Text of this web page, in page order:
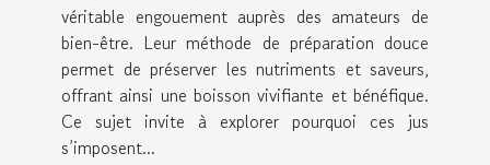
véritable engouement auprès des amateurs de
bien-être. Leur méthode de préparation douce
permet de préserver les nutriments et saveurs,
offrant ainsi une boisson vivifiante et bénéfique.
Ce sujet invite à explorer pourquoi ces jus
s’imposent...